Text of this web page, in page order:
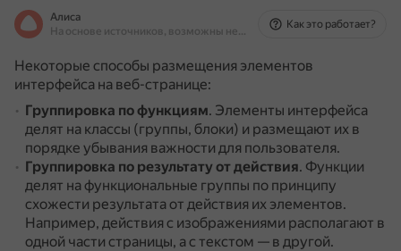
Алиса
На основе источников, возможны неточности
Как это работает?
Некоторые способы размещения элементов
интерфейса на веб-странице:
Группировка по функциям. Элементы интерфейса
делят на классы (группы, блоки) и размещают их в
порядке убывания важности для пользователя.
Группировка по результату от действия. Функции
делят на функциональные группы по принципу
схожести результата от действия их элементов.
Например, действия с изображениями располагают в
одной части страницы, а с текстом — в другой.